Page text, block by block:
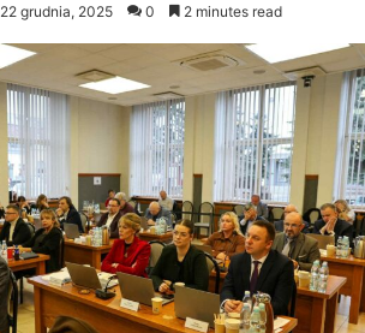
22 grudnia, 2025 0 2 minutes read